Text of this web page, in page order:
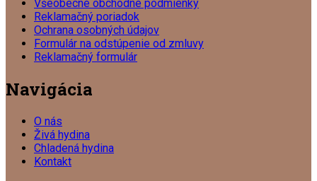
Všeobecné obchodné podmienky
Reklamačný poriadok
Ochrana osobných údajov
Formulár na odstúpenie od zmluvy
Reklamačný formulár
Navigácia
O nás
Živá hydina
Chladená hydina
Kontakt